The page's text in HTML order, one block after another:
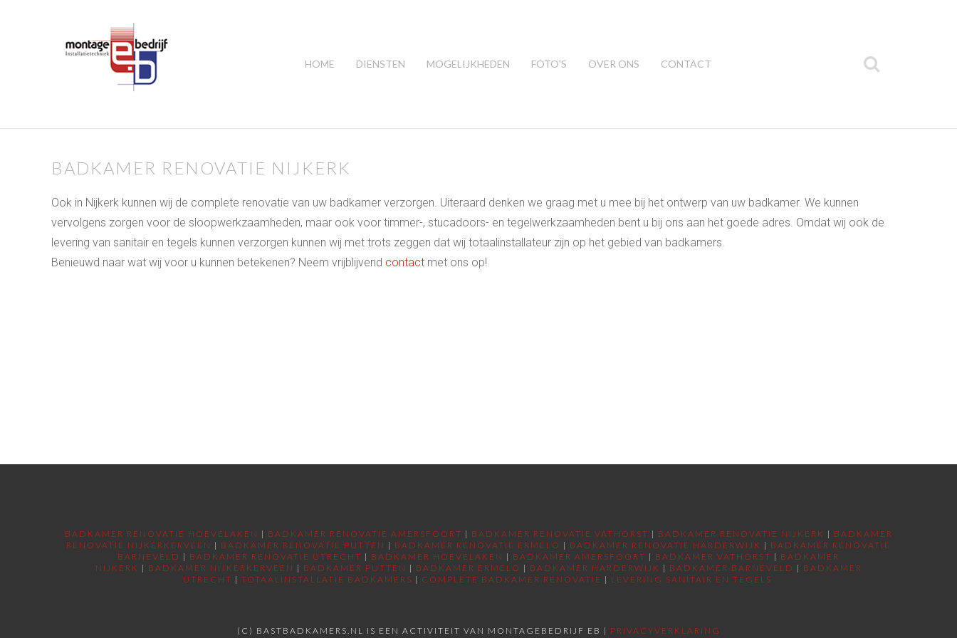
HOME DIENSTEN MOGELIJKHEDEN FOTO'S OVER ONS CONTACT
BADKAMER RENOVATIE NIJKERK
Ook in Nijkerk kunnen wij de complete renovatie van uw badkamer verzorgen. Uiteraard denken we graag met u mee bij het ontwerp van uw badkamer. We kunnen
vervolgens zorgen voor de sloopwerkzaamheden, maar ook voor timmer-, stucadoors- en tegelwerkzaamheden bent u bij ons aan het goede adres. Omdat wij ook de
levering van sanitair en tegels kunnen verzorgen kunnen wij met trots zeggen dat wij totaalinstallateur zijn op het gebied van badkamers.
Benieuwd naar wat wij voor u kunnen betekenen? Neem vrijblijvend contact met ons op!
BADKAMER RENOVATIE HOEVELAKEN | BADKAMER RENOVATIE AMERSFOORT | BADKAMER RENOVATIE VATHORST | BADKAMER RENOVATIE NIJKERK | BADKAMER
RENOVATIE NIJKERKERVEEN | BADKAMER RENOVATIE PUTTEN | BADKAMER RENOVATIE ERMELO | BADKAMER RENOVATIE HARDERWIJK | BADKAMER RENOVATIE
BARNEVELD | BADKAMER RENOVATIE UTRECHT | BADKAMER HOEVELAKEN | BADKAMER AMERSFOORT | BADKAMER VATHORST | BADKAMER
NIJKERK | BADKAMER NIJKERKERVEEN | BADKAMER PUTTEN | BADKAMER ERMELO | BADKAMER HARDERWIJK | BADKAMER BARNEVELD | BADKAMER
UTRECHT | TOTAALINSTALLATIE BADKAMERS | COMPLETE BADKAMER RENOVATIE | LEVERING SANITAIR EN TEGELS
(C) BASTBADKAMERS.NL IS EEN ACTIVITEIT VAN MONTAGEBEDRIJF EB | PRIVACYVERKLARING